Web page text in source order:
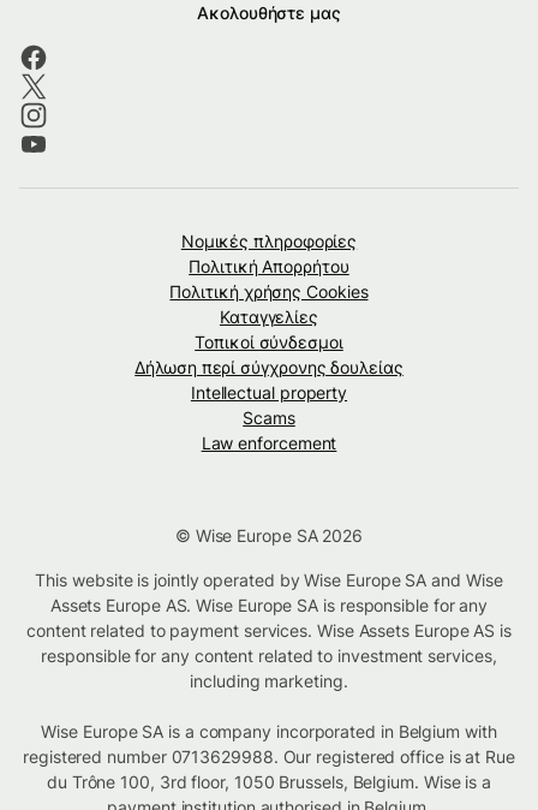
Ακολουθήστε μας
Νομικές πληροφορίες
Πολιτική Απορρήτου
Πολιτική χρήσης Cookies
Καταγγελίες
Τοπικοί σύνδεσμοι
Δήλωση περί σύγχρονης δουλείας
Intellectual property
Scams
Law enforcement
© Wise Europe SA 2026
This website is jointly operated by Wise Europe SA and Wise
Assets Europe AS. Wise Europe SA is responsible for any
content related to payment services. Wise Assets Europe AS is
responsible for any content related to investment services,
including marketing.
Wise Europe SA is a company incorporated in Belgium with
registered number 0713629988. Our registered office is at Rue
du Trône 100, 3rd floor, 1050 Brussels, Belgium. Wise is a